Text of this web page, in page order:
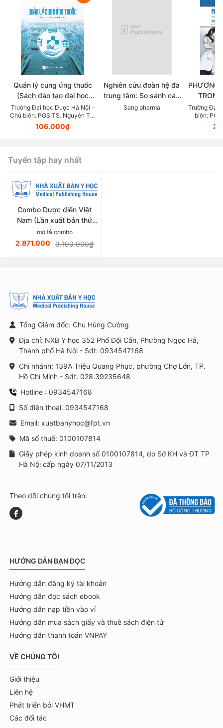
Quản lý cung ứng thuốc
(Sách đào tạo đại học
ngành dược học)
Trường Đại học Dược Hà Nội –
Chủ biên: PGS.TS. Nguyễn Thị
Thanh Hương
106.000₫
Nghiên cứu đoàn hệ đa
trung tâm: So sánh các
chẹn beta trong thực tế
Sang pharma
PHƯƠNG
KHOA
LỰC
giảng
Trường Đại
biên:
Tuyển tập hay nhất
Combo Dược điển Việt
Nam (Lần xuất bản thứ
sáu)
mô tả combo
2.871.000 3.190.000₫
Tổng Giám đốc: Chu Hùng Cường
Địa chỉ: NXB Y học 352 Phố Đội Cấn, Phường Ngọc Hà,
Thành phố Hà Nội - Sđt: 0934547168
Chi nhánh: 139A Triệu Quang Phục, phường Chợ Lớn, TP.
Hồ Chí Minh - Sđt: 028.39235648
Hotline : 0934547168
Số điện thoại: 0934547168
Email: xuatbanyhoc@fpt.vn
Mã số thuế: 0100107814
Giấy phép kinh doanh số 0100107814, do Sở KH và ĐT TP
Hà Nội cấp ngày 07/11/2013
Theo dõi chúng tôi trên:
HƯỚNG DẪN BẠN ĐỌC
Hướng dẫn đăng ký tài khoản
Hướng dẫn đọc sách ebook
Hướng dẫn nạp tiền vào ví
Hướng dẫn mua sách giấy và thuê sách điện tử
Hướng dẫn thanh toán VNPAY
VỀ CHÚNG TÔI
Giới thiệu
Liên hệ
Phát triển bởi VHMT
Các đối tác